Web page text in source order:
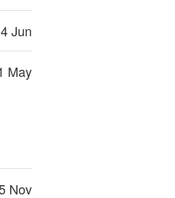
4 Jun
May
Nov